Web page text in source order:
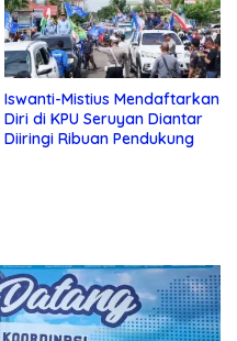
Iswanti-Mistius Mendaftarkan
Diri di KPU Seruyan Diantar
Diiringi Ribuan Pendukung